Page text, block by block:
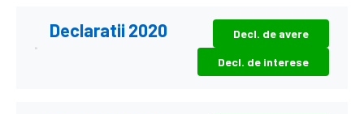
Declaratii 2020 Decl. de avere
Decl. de interese